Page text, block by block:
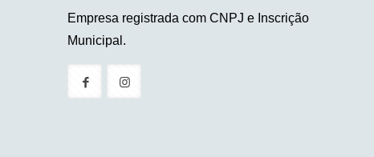
Empresa registrada com CNPJ e Inscrição
Municipal.